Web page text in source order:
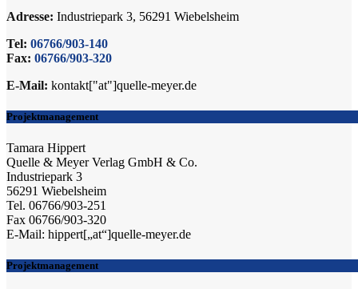
Adresse: Industriepark 3, 56291 Wiebelsheim
Tel: 06766/903-140
Fax: 06766/903-320
E-Mail: kontakt["at"]quelle-meyer.de
Projektmanagement
Tamara Hippert
Quelle & Meyer Verlag GmbH & Co.
Industriepark 3
56291 Wiebelsheim
Tel. 06766/903-251
Fax 06766/903-320
E-Mail: hippert[„at“]quelle-meyer.de
Projektmanagement